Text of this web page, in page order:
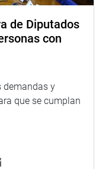
en la agenda política y
el presidente de la
Ardiles. Añadió que
a aquellas
necesario
vista en temas
regulación y el acceso
de Diputados
con
demandas y
que se cumplan